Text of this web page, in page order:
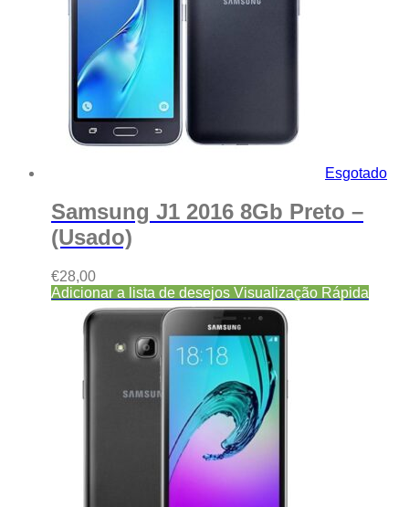
Esgotado
Samsung J1 2016 8Gb Preto –
(Usado)
€28,00
Adicionar a lista de desejos Visualização Rápida